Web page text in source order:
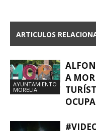
ARTICULOS
AYUNTAMIENTO
MORELIA
A